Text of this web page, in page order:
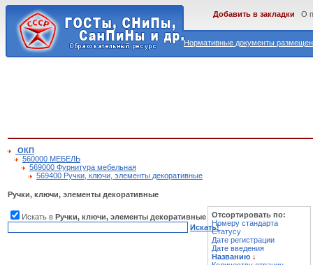
Нормативные документы
Добавить в закладки О
ОКП
560000 МЕБЕЛЬ
569000 Фурнитура мебельная
569400 Ручки, ключи, элементы декоративные
Ручки, ключи, элементы декоративные
Искать в Ручки, ключи, элементы декоративные
Искать!
Отсортировать по:
Номеру стандарта
Статусу
Дате регистрации
Дате введения
Названию ↓